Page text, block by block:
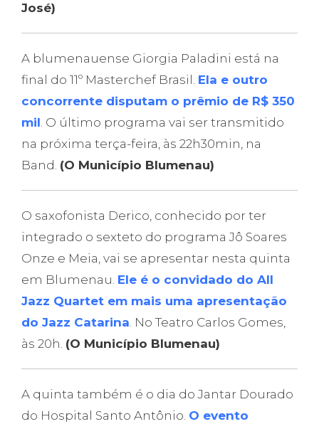
José)
A blumenauense Giorgia Paladini está na
final do 11º Masterchef Brasil. Ela e outro
concorrente disputam o prêmio de R$ 350
mil. O último programa vai ser transmitido
na próxima terça-feira, às 22h30min, na
Band. (O Município Blumenau)
O saxofonista Derico, conhecido por ter
integrado o sexteto do programa Jô Soares
Onze e Meia, vai se apresentar nesta quinta
em Blumenau. Ele é o convidado do All
Jazz Quartet em mais uma apresentação
do Jazz Catarina. No Teatro Carlos Gomes,
às 20h. (O Município Blumenau)
A quinta também é o dia do Jantar Dourado
do Hospital Santo Antônio. O evento